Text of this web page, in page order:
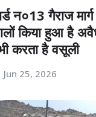
न०13 गैराज
किया हुआ है
करता है वसूली
Jun 25, 2026